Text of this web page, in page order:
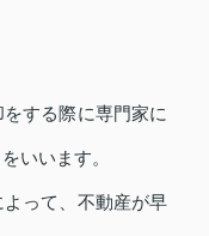
する際に専門家に
いいます。
って、不動産が早